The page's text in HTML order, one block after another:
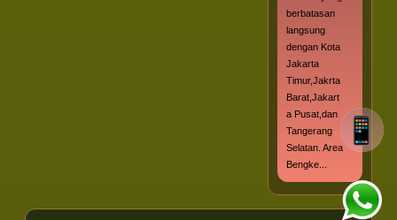
berbatasan
langsung
dengan Kota
Jakarta
Timur,Jakrta
Barat,Jakart
a Pusat,dan
Tangerang
Selatan. Area
Bengke...